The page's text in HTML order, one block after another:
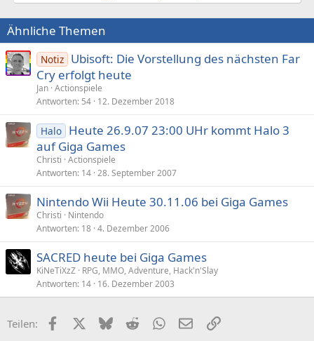
Ähnliche Themen
Notiz Ubisoft: Die Vorstellung des nächsten Far
Cry erfolgt heute
Jan Actionspiele
Antworten 54 12. Dezember 2018
Halo Heute 26.9.07 23:00 UHr kommt Halo 3
auf Giga Games
Christi Actionspiele
Antworten 14 28. September 2007
Nintendo Wii Heute 30.11.06 bei Giga Games
Christi
Nintendo
Antworten 18 4. Dezember 2006
SACRED heute bei Giga Games
KiNeTiXzZ RPG, MMO, Adventure, Hack'n'Slay
Antworten 14 16. Dezember 2003
Teilen: FacebookX (Twitter)
BlueskyRedditWhatsApp
E-MailLink